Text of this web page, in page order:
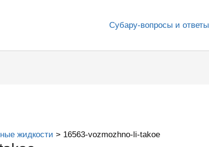
Субару-вопросы и ответы
жидкости 16563-vozmozhno-li-takoe